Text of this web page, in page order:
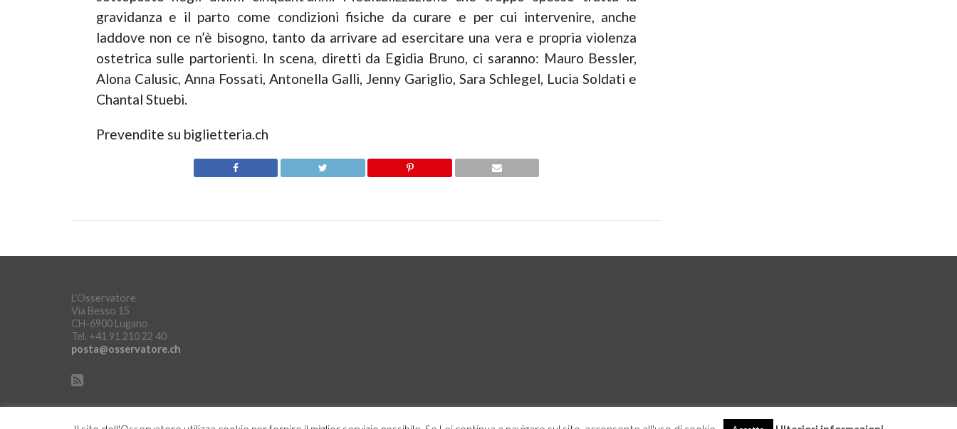
gravidanza e il parto come condizioni fisiche da curare e per cui intervenire, anche
laddove non ce n’è bisogno, tanto da arrivare ad esercitare una vera e propria violenza
ostetrica sulle partorienti. In scena, diretti da Egidia Bruno, ci saranno: Mauro Bessler,
Alona Calusic, Anna Fossati, Antonella Galli, Jenny Gariglio, Sara Schlegel, Lucia Soldati e
Chantal Stuebi.
Prevendite su biglietteria.ch
L'Osservatore
Via Besso 15
CH-6900 Lugano
Tel. +41 91 210 22 40
posta@osservatore.ch